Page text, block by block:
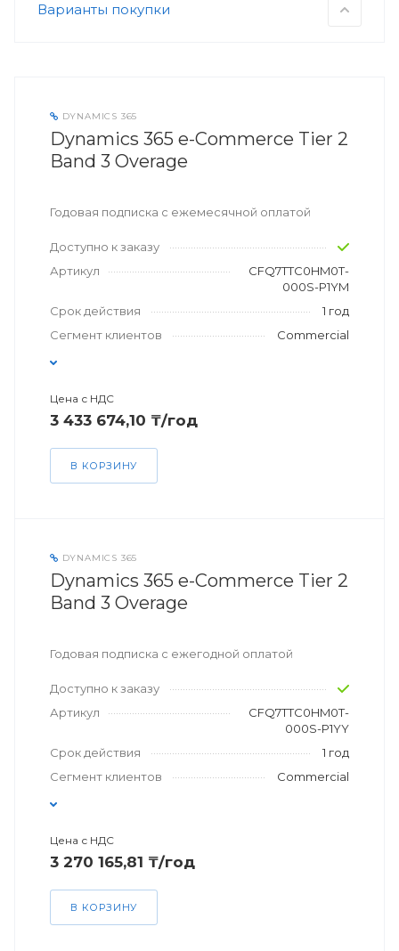
Варианты покупки
DYNAMICS 365
Dynamics 365 e-Commerce Tier 2
Band 3 Overage
Годовая подписка с ежемесячной оплатой
Доступно к заказу
Артикул
CFQ7TTC0HM0T-
000S-P1YM
Срок действия
1 год
Сегмент клиентов
Commercial
Цена с НДС
3 433 674,10 ₸/год
В КОРЗИНУ
DYNAMICS 365
Dynamics 365 e-Commerce Tier 2
Band 3 Overage
Годовая подписка с ежегодной оплатой
Доступно к заказу
Артикул
CFQ7TTC0HM0T-
000S-P1YY
Срок действия
1 год
Сегмент клиентов
Commercial
Цена с НДС
3 270 165,81 ₸/год
В КОРЗИНУ